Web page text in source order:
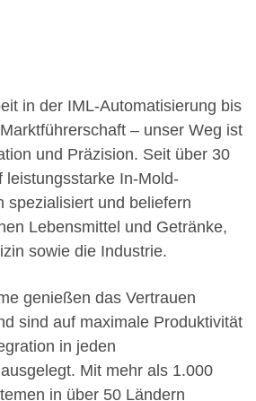
in der IML-Automatisierung bis
– unser Weg ist
und Präzision. Seit über 30
leistungsstarke In-Mold-
spezialisiert und beliefern
Lebensmittel und Getränke,
sowie die Industrie.
genießen das Vertrauen
sind auf maximale Produktivität
in jeden
Mit mehr als 1.000
in über 50 Ländern